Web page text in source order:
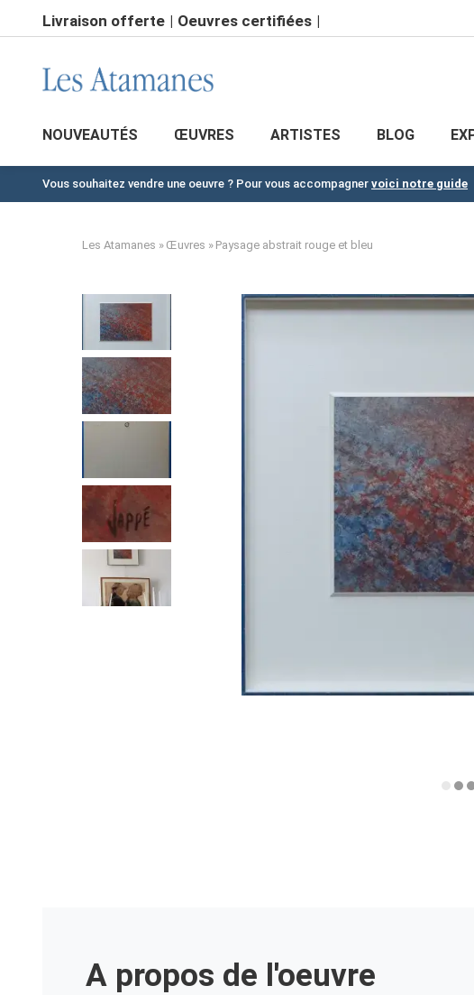
au
principal
Livraison offerte Oeuvres certifiées
NOUVEAUTÉS ŒUVRES ARTISTES BLOG
Vous souhaitez vendre une oeuvre ? Pour vous accompagner voici notre guide
Les Atamanes Œuvres Paysage abstrait rouge et bleu
A propos de l'oeuvre